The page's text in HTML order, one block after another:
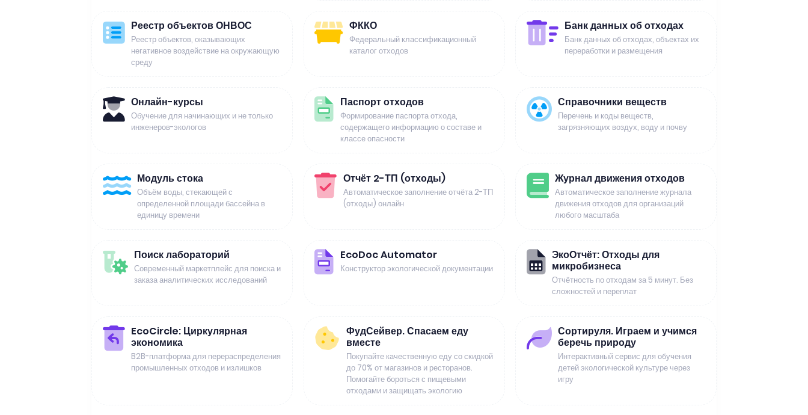
Реестр объектов ОНВОС
Реестр объектов, оказывающих
негативное воздействие на окружающую
среду
ФККО
Федеральный классификационный
каталог отходов
Банк данных об отходах
Банк данных об отходах, объектах их
переработки и размещения
Онлайн-курсы
Обучение для начинающих и не только
инженеров-экологов
Паспорт отходов
Формирование паспорта отхода,
содержащего информацию о составе и
классе опасности
Справочники веществ
Перечень и коды веществ,
загрязняющих воздух, воду и почву
Модуль стока
Объём воды, стекающей с
определенной площади бассейна в
единицу времени
Отчёт 2-ТП (отходы)
Автоматическое заполнение отчёта 2-ТП
(отходы) онлайн
Журнал движения отходов
Автоматическое заполнение журнала
движения отходов для организаций
любого масштаба
Поиск лабораторий
Современный маркетплейс для поиска и
заказа аналитических исследований
EcoDoc Automator
Конструктор экологической документации
ЭкоОтчёт: Отходы для
микробизнеса
Отчётность по отходам за 5 минут. Без
сложностей и переплат
EcoCircle: Циркулярная
экономика
B2B-платформа для перераспределения
промышленных отходов и излишков
ФудСейвер. Спасаем еду
вместе
Покупайте качественную еду со скидкой
до 70% от магазинов и ресторанов.
Помогайте бороться с пищевыми
отходами и защищать экологию
Сортируля. Играем и учимся
беречь природу
Интерактивный сервис для обучения
детей экологической культуре через
игру